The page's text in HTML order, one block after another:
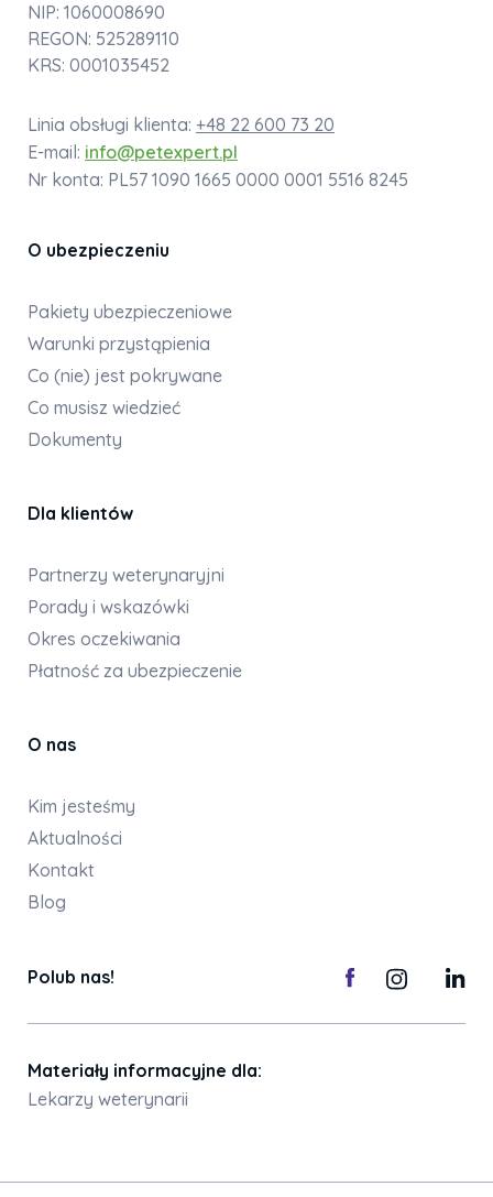
NIP: 1060008690
REGON: 525289110
KRS: 0001035452
Linia obsługi klienta: +48 22 600 73 20
E-mail: info@petexpert.pl
Nr konta: PL57 1090 1665 0000 0001 5516 8245
O ubezpieczeniu
Pakiety ubezpieczeniowe
Warunki przystąpienia
Co (nie) jest pokrywane
Co musisz wiedzieć
Dokumenty
Dla klientów
Partnerzy weterynaryjni
Porady i wskazówki
Okres oczekiwania
Płatność za ubezpieczenie
O nas
Kim jesteśmy
Aktualności
Kontakt
Blog
Polub nas!
Materiały informacyjne dla:
Lekarzy weterynarii